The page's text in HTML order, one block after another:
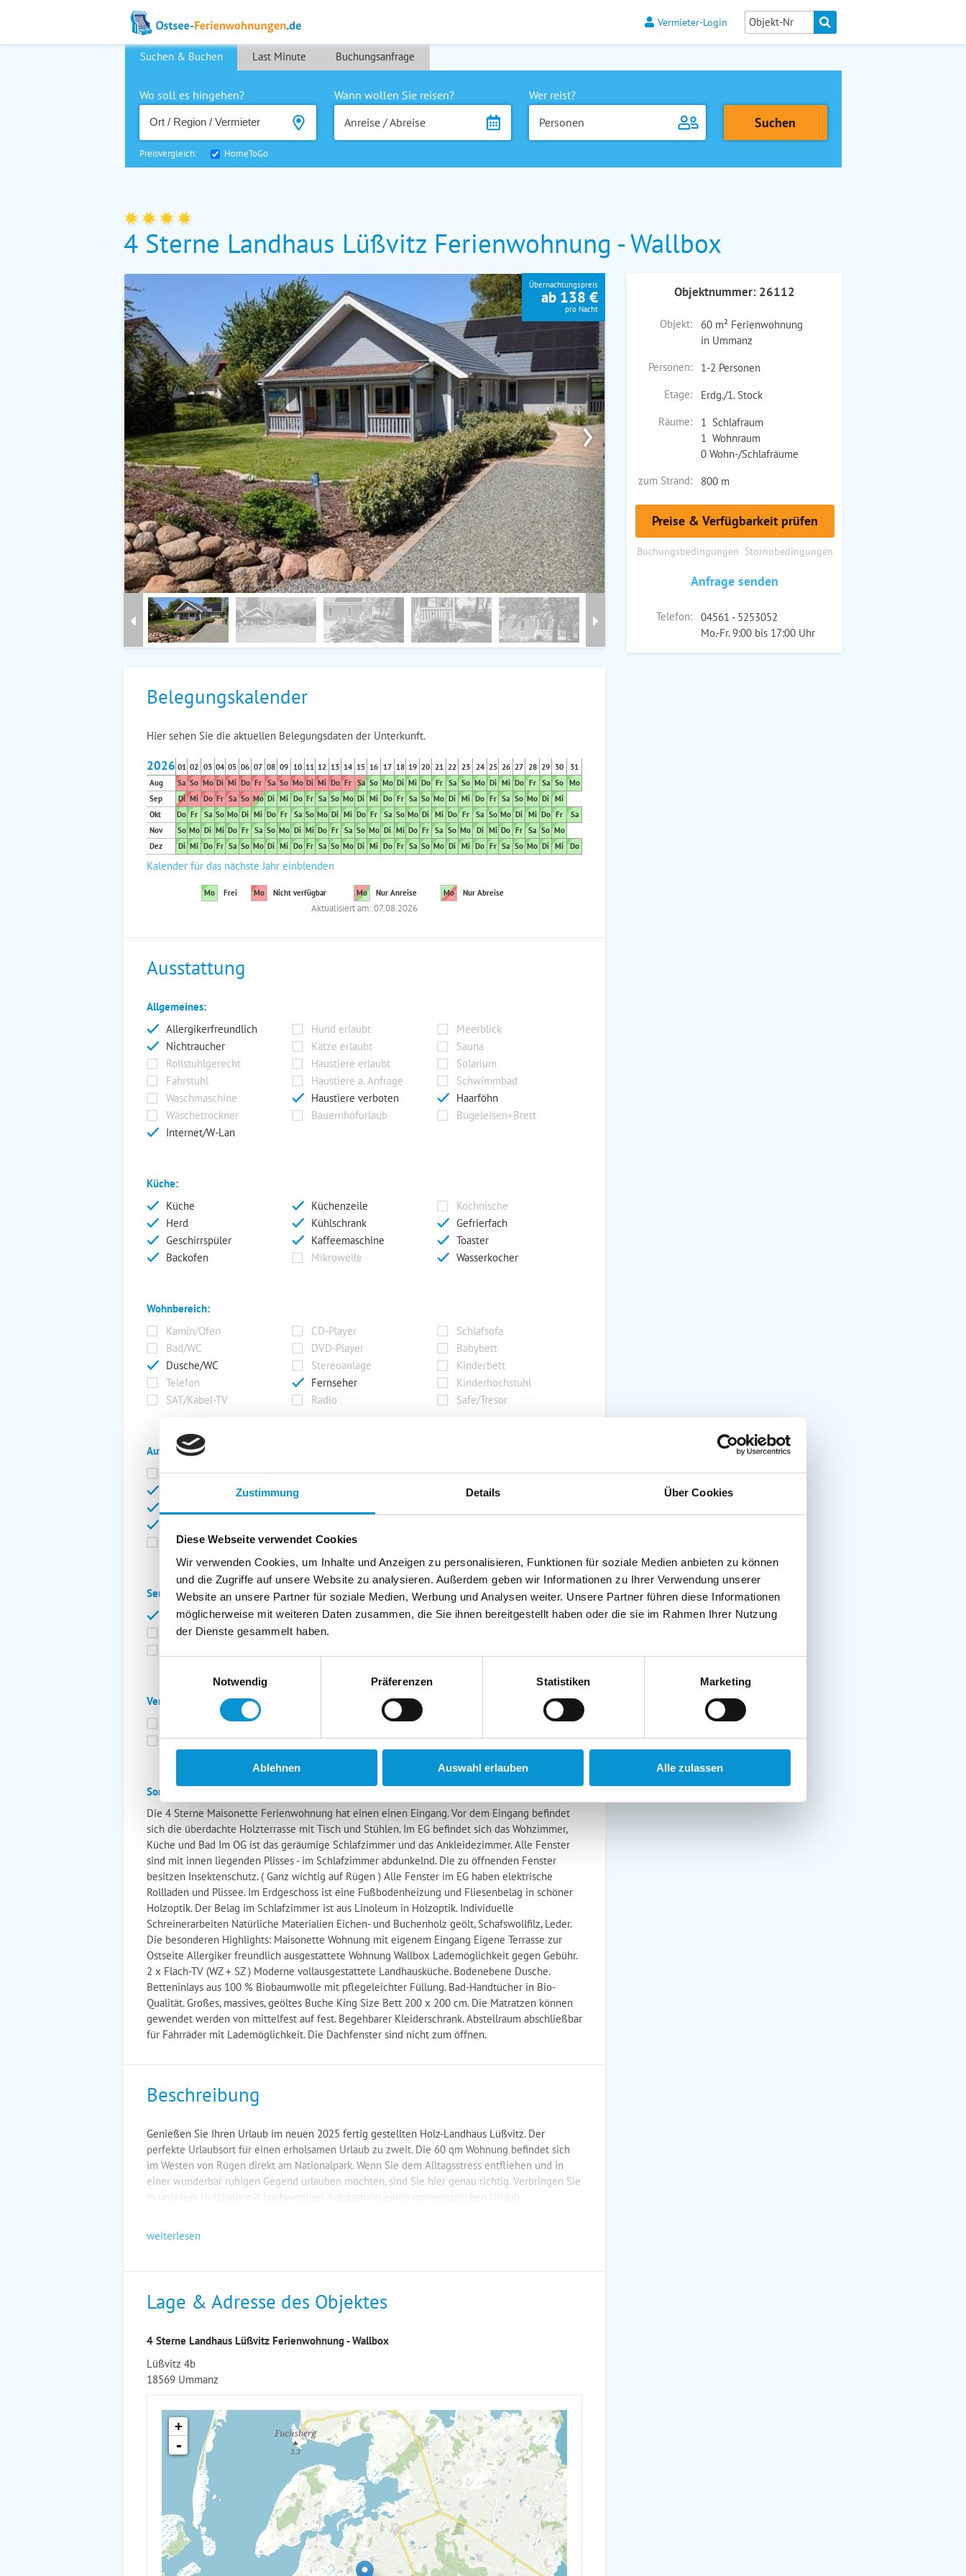
Zustimmung Details Über Cookies
Diese Webseite verwendet Cookies
Wir verwenden Cookies, um Inhalte und Anzeigen zu personalisieren, Funktionen für soziale Medien anbieten zu können
und die Zugriffe auf unsere Website zu analysieren. Außerdem geben wir Informationen zu Ihrer Verwendung unserer
Website an unsere Partner für soziale Medien, Werbung und Analysen weiter. Unsere Partner führen diese Informationen
möglicherweise mit weiteren Daten zusammen, die Sie ihnen bereitgestellt haben oder die sie im Rahmen Ihrer Nutzung
der Dienste gesammelt haben.
Notwendig
Präferenzen Statistiken Marketing
Ablehnen Auswahl erlauben Alle zulassen
Vermieter-Login
Suchen & Buchen Last Minute Buchungsanfrage
Wo soll es hingehen?
Wann wollen Sie reisen?
Anreise / Abreise
Wer reist?
Personen
Preisvergleich: HomeToGo
4 Sterne Landhaus Lüßvitz Ferienwohnung - Wallbox
›
Übernachtungspreis
ab 138 €
pro Nacht
Objektnummer: 26112
Objekt:
60 m² Ferienwohnung
in Ummanz
Personen:
1-2 Personen
Etage:
Erdg./1. Stock
Räume:
1 Schlafraum
1 Wohnraum
0 Wohn-/Schlafräume
zum Strand:
800 m
Preise & Verfügbarkeit prüfen
Buchungsbedingungen Stornobedingungen
Anfrage senden
Telefon:
04561 - 5253052
Mo.-Fr. 9:00 bis 17:00 Uhr
Belegungskalender
Hier sehen Sie die aktuellen Belegungsdaten der Unterkunft.
2026 01 02 03 04 05 06 07 08 09 10 11 12 13 14 15 16 17 18 19 20 21 22 23 24 25 26 27 28 29 30
31
Aug
Sa So Mo Di Mi Do Fr Sa So Mo Di Mi Do Fr Sa So Mo Di Mi Do Fr Sa So Mo Di Mi Do Fr Sa So Mo
Sep
Di Mi Do Fr Sa So Mo Di Mi Do Fr Sa So Mo Di Mi Do Fr Sa So Mo Di Mi Do Fr Sa So Mo Di Mi
Okt
Do Fr Sa So Mo Di Mi Do Fr Sa So Mo Di Mi Do Fr Sa So Mo Di Mi Do Fr Sa So Mo Di Mi Do Fr
Sa
Nov
So Mo Di Mi Do Fr Sa So Mo Di Mi Do Fr Sa So Mo Di Mi Do Fr Sa So Mo Di Mi Do Fr Sa So Mo
Dez
Di Mi Do Fr Sa So Mo Di Mi Do Fr Sa So Mo Di Mi Do Fr Sa So Mo Di Mi Do Fr Sa So Mo Di Mi Do
Kalender für das nächste Jahr einblenden
Mo Frei Mo Nicht verfügbar Mo Nur Anreise Mo Nur Abreise
Aktualisiert am: 07.08.2026
Ausstattung
Allgemeines:
Allergikerfreundlich
Hund erlaubt
Meerblick
Nichtraucher
Katze erlaubt
Sauna
Rollstuhlgerecht
Haustiere erlaubt
Solarium
Fahrstuhl
Haustiere a. Anfrage
Schwimmbad
Waschmaschine
Haustiere verboten
Haarföhn
Wäschetrockner
Bauernhofurlaub
Bügeleisen+Brett
Internet/W-Lan
Küche:
Küche
Küchenzeile
Kochnische
Herd
Kühlschrank
Gefrierfach
Geschirrspüler
Kaffeemaschine
Toaster
Backofen
Mikrowelle Wasserkocher
Wohnbereich:
Kamin/Ofen
CD-Player
Schlafsofa
Bad/WC
DVD-Player
Babybett
Dusche/WC
Stereoanlage
Kinderbett
Telefon
Fernseher
Kinderhochstuhl
SAT/Kabel-TV
Radio Safe/Tresor
Außenanlage:
Garten/Liegewiese
Carport
Grill
Grillplatz
Balkon
Abstellraum
Service:
Bettwäsche inkl.
Geschirrtücher inkl.
Handtücher inkl.
Fahrräder
Strandkorb am Strand
Verpflegung:
Brötchenservice
Frühstück möglich
Halbpension möglich
Vollpension möglich
Sonstiges:
Die 4 Sterne Maisonette Ferienwohnung hat einen einen Eingang. Vor dem Eingang befindet
sich die überdachte Holzterrasse mit Tisch und Stühlen. Im EG befindet sich das Wohzimmer,
Küche und Bad Im OG ist das geräumige Schlafzimmer und das Ankleidezimmer. Alle Fenster
sind mit innen liegenden Plisses - im Schlafzimmer abdunkelnd. Die zu öffnenden Fenster
besitzen Insektenschutz. ( Ganz wichtig auf Rügen ) Alle Fenster im EG haben elektrische
Rollladen und Plissee. Im Erdgeschoss ist eine Fußbodenheizung und Fliesenbelag in schöner
Holzoptik. Der Belag im Schlafzimmer ist aus Linoleum in Holzoptik. Individuelle
Schreinerarbeiten Natürliche Materialien Eichen- und Buchenholz geölt, Schafswollfilz, Leder.
Die besonderen Highlights: Maisonette Wohnung mit eigenem Eingang Eigene Terrasse zur
Ostseite Allergiker freundlich ausgestattete Wohnung Wallbox Lademöglichkeit gegen Gebühr.
2 x Flach-TV (WZ + SZ ) Moderne vollausgestattete Landhausküche. Bodenebene Dusche.
Betteninlays aus 100 % Biobaumwolle mit pflegeleichter Füllung. Bad-Handtücher in Bio-
Qualität. Großes, massives, geöltes Buche King Size Bett 200 x 200 cm. Die Matratzen können
gewendet werden von mittelfest auf fest. Begehbarer Kleiderschrank. Abstellraum abschließbar
für Fahrräder mit Lademöglichkeit. Die Dachfenster sind nicht zum öffnen.
Beschreibung
Genießen Sie Ihren Urlaub im neuen 2025 fertig gestellten Holz-Landhaus Lüßvitz. Der
perfekte Urlaubsort für einen erholsamen Urlaub zu zweit. Die 60 qm Wohnung befindet sich
im Westen von Rügen direkt am Nationalpark. Wenn Sie dem Alltagsstress entfliehen und in
einer wunderbar ruhigen Gegend urlauben möchten, sind Sie hier genau richtig. Verbringen Sie
in unserem Holzhaus mit hochwertiger Ausstattung einen unvergesslichen Urlaub.
weiterlesen
Lage & Adresse des Objektes
4 Sterne Landhaus Lüßvitz Ferienwohnung - Wallbox
Lüßvitz 4b
18569 Ummanz
+
-